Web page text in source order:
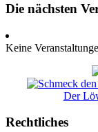
Die nächsten
Keine
Der
Rechtliches